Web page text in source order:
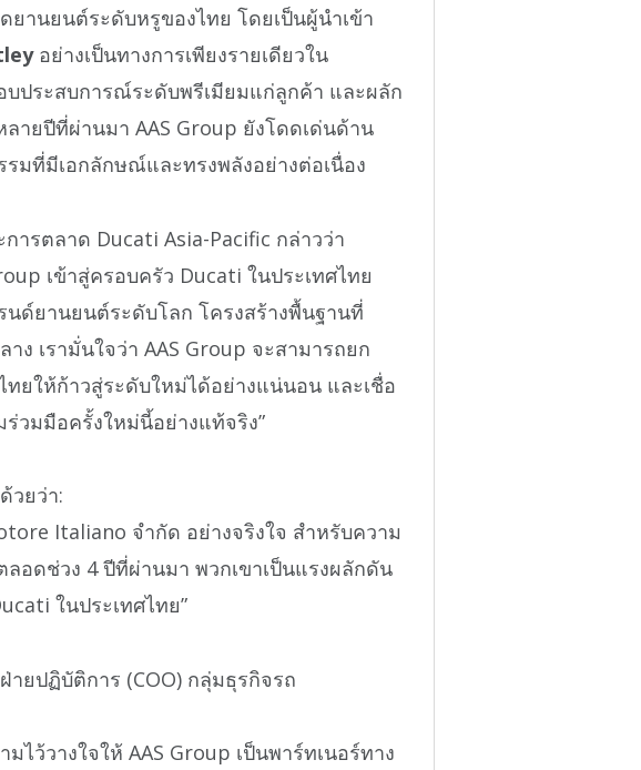
ยานยนต์ระดับหรูของไทย โดยเป็นผู้นำเข้า
อย่างเป็นทางการเพียงรายเดียวใน
บประสบการณ์ระดับพรีเมียมแก่ลูกค้า และผลัก
ายปีที่ผ่านมา AAS Group ยังโดดเด่นด้าน
มที่มีเอกลักษณ์และทรงพลังอย่างต่อเนื่อง
ารตลาด Ducati Asia-Pacific กล่าวว่า
เข้าสู่ครอบครัว Ducati ในประเทศไทย
ด์ยานยนต์ระดับโลก โครงสร้างพื้นฐานที่
ง เรามั่นใจว่า AAS Group จะสามารถยก
ทยให้ก้าวสู่ระดับใหม่ได้อย่างแน่นอน และเชื่อ
วมมือครั้งใหม่นี้อย่างแท้จริง”
วยว่า:
Italiano จำกัด อย่างจริงใจ สำหรับความ
อดช่วง 4 ปีที่ผ่านมา พวกเขาเป็นแรงผลักดัน
ในประเทศไทย”
ายปฏิบัติการ (COO) กลุ่มธุรกิจรถ
ไว้วางใจให้ AAS Group เป็นพาร์ทเนอร์ทาง